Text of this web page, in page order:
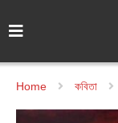
Home কবিতা